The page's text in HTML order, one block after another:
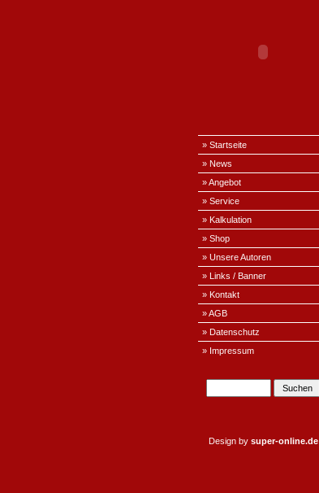
» Startseite
» News
» Angebot
» Service
» Kalkulation
» Shop
» Unsere Autoren
» Links / Banner
» Kontakt
» AGB
» Datenschutz
» Impressum
Design by super-online.de